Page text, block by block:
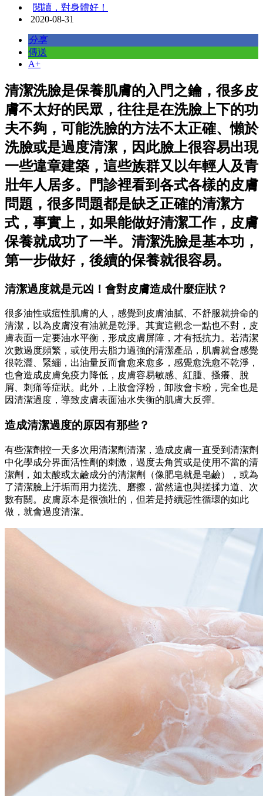
閱讀，對身體好！
2020-08-31
分享
傳送
A+
清潔洗臉是保養肌膚的入門之鑰，很多皮
膚不太好的民眾，往往是在洗臉上下的功
夫不夠，可能洗臉的方法不太正確、懶於
洗臉或是過度清潔，因此臉上很容易出現
一些違章建築，這些族群又以年輕人及青
壯年人居多。門診裡看到各式各樣的皮膚
問題，很多問題都是缺乏正確的清潔方
式，事實上，如果能做好清潔工作，皮膚
保養就成功了一半。清潔洗臉是基本功，
第一步做好，後續的保養就很容易。
清潔過度就是元凶！會對皮膚造成什麼症狀？
很多油性或痘性肌膚的人，感覺到皮膚油膩、不舒服就拚命的
清潔，以為皮膚沒有油就是乾淨。其實這觀念一點也不對，皮
膚表面一定要油水平衡，形成皮膚屏障，才有抵抗力。若清潔
次數過度頻繁，或使用去脂力過強的清潔產品，肌膚就會感覺
很乾澀、緊繃，出油量反而會愈來愈多，感覺愈洗愈不乾淨，
也會造成皮膚免疫力降低，皮膚容易敏感、紅腫、搔癢、脫
屑、刺痛等症狀。此外，上妝會浮粉，卸妝會卡粉，完全也是
因清潔過度，導致皮膚表面油水失衡的肌膚大反彈。
造成清潔過度的原因有那些？
有些潔劑控一天多次用清潔劑清潔，造成皮膚一直受到清潔劑
中化學成分界面活性劑的刺激，過度去角質或是使用不當的清
潔劑，如太酸或太鹼成分的清潔劑（像肥皂就是皂鹼），或為
了清潔臉上汙垢而用力搓洗、磨擦，當然這也與搓揉力道、次
數有關。皮膚原本是很強壯的，但若是持續惡性循環的如此
做，就會過度清潔。